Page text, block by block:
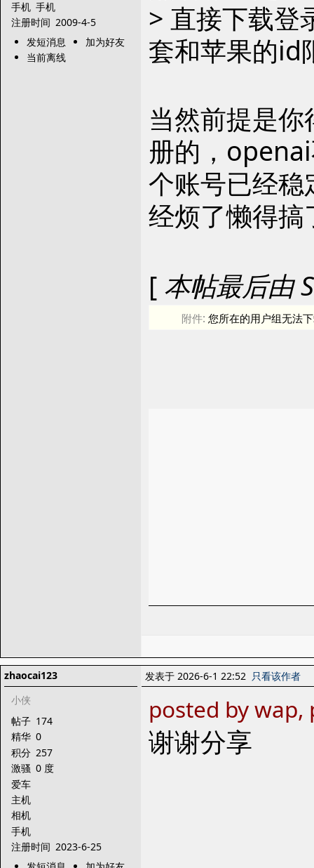
手机 手机
注册时间 2009-4-5
发短消息
加为好友
当前离线
> 直接下载登
套和苹果的id
当然前提是
册的，
个账号已经
经烦了懒得搞
[ 本帖最后由
附件:您所在的用户组无法
zhaocai123
小侠
帖子 174
精华 0
积分 257
激骚 0 度
爱车
主机
相机
手机
注册时间 2023-6-25
发表于 2026-6-1 22:52 只看该作者
posted by
谢谢分享